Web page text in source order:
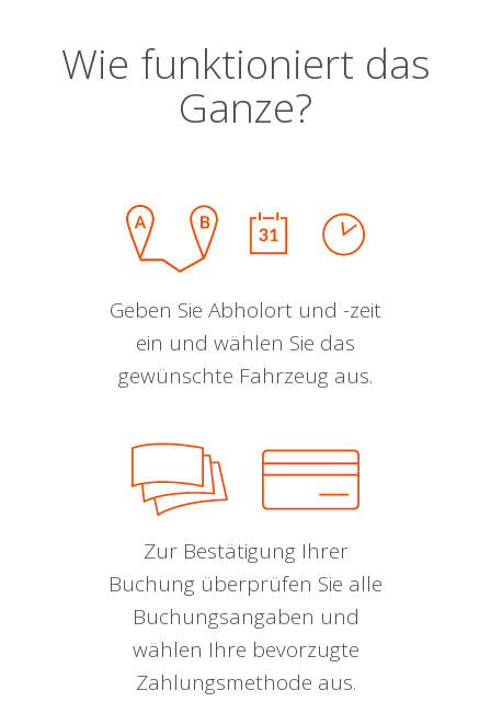
Wie funktioniert das
Ganze?
Geben Sie Abholort und -zeit
ein und wählen Sie das
gewünschte Fahrzeug aus.
Zur Bestätigung Ihrer
Buchung überprüfen Sie alle
Buchungsangaben und
wählen Ihre bevorzugte
Zahlungsmethode aus.